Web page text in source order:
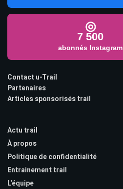
◎
7 500
abonnés Instagram
Contact u-Trail
Partenaires
Articles sponsorisés trail
Actu trail
À propos
Politique de confidentialité
Entrainement trail
L'équipe